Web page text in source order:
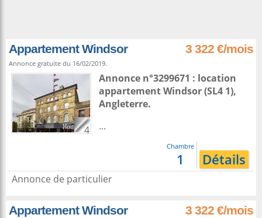
Appartement Windsor 3 322 €/mois
Annonce gratuite du 16/02/2019.
4
Annonce n°3299671 : location
appartementWindsor(SL4 1),
Angleterre.
...
Chambre
1 Détails
Annonce de particulier
Appartement Windsor 3 322 €/mois